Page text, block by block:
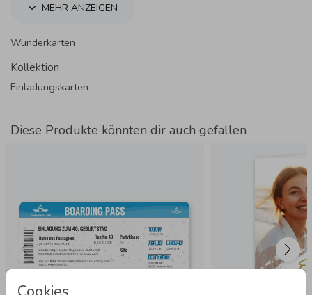
MEHR ANZEIGEN
Wunderkarten
Kollektion
Einladungskarten
Diese Produkte könnten dir auch gefallen